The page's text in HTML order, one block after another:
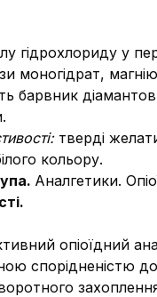
гідрохлориду у
моногідрат,
барвник
тверді
кольору.
Аналгетики.
опіоїдний
спорідненістю